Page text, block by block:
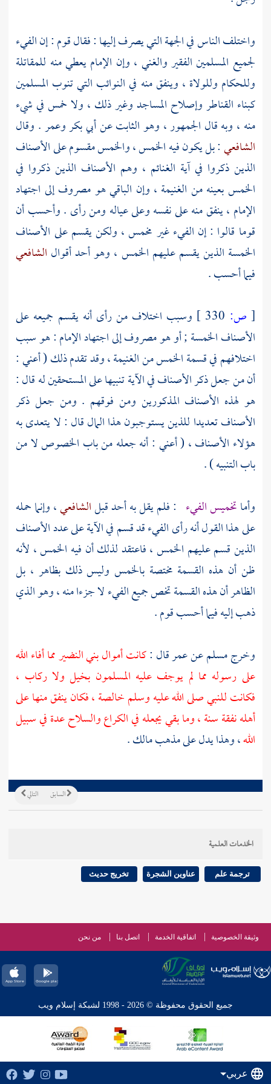
واختلف الناس في الجهة التي يصرف إليها : فقال قوم : إن الفيء
لجميع المسلمين الفقير والغني ، وإن الإمام يعطي منه للمقاتلة
وللحكام وللولاة ، وينفق منه في النوائب التي تنوب المسلمين
كبناء القناطر وإصلاح المساجد وغير ذلك ، ولا خمس في شيء
منه ، وبه قال الجمهور ، وهو الثابت عنأبي بكروعمر. وقال
الشافعي: بل يكون فيه الخمس ، والخمس مقسوم على الأصناف
الذين ذكروا في آية الغنائم ، وهم الأصناف الذين ذكروا في
الخمس بعينه من الغنيمة ، وإن الباقي هو مصروف إلى اجتهاد
الإمام ، ينفق منه على نفسه وعلى عياله ومن رأى . وأحسب أن
قوما قالوا : إن الفيء غير مخمس ، ولكن يقسم على الأصناف
الخمسة الذين يقسم عليهم الخمس ، وهو أحد أقوال الشافعي
فيما أحسب .
[ ص:
وسبب اختلاف من رأى أنه يقسم جميعه على
الأصناف الخمسة ; أو هو مصروف إلى اجتهاد الإمام : هو سبب
اختلافهم في قسمة الخمس من الغنيمة ، وقد تقدم ذلك ( أعني :
أن من جعل ذكر الأصناف في الآية تنبيها على المستحقين له قال :
هو لهذه الأصناف المذكورين ومن فوقهم . ومن جعل ذكر
الأصناف تعديدا للذين يستوجبون هذا المال قال : لا يتعدى به
هؤلاء الأصناف ، ( أعني : أنه جعله من باب الخصوص لا من
باب التنبيه ) .
وأماتخميس الفيء : فلم يقل به أحد قبلالشافعي، وإنما حمله
على هذا القول أنه رأى الفيء قد قسم في الآية على عدد الأصناف
الذين قسم عليهم الخمس ، فاعتقد لذلك أن فيه الخمس ، لأنه
ظن أن هذه القسمة مختصة بالخمس وليس ذلك بظاهر ، بل
الظاهر أن هذه القسمة تخص جميع الفيء لا جزءا منه ، وهو الذي
ذهب إليه فيما أحسب قوم .
وخرجمسلمعنعمرقال :كانت أموالبني النضيرمما أفاء الله
على رسوله مما لم يوجف عليه المسلمون بخيل ولا ركاب ،
فكانت للنبي صلى الله عليه وسلم خالصة ، فكان ينفق منها على
أهله نفقة سنة ، وما بقي يجعله في الكراع والسلاح عدة في سبيل
الله، وهذا يدل على مذهبمالك.
التالي السابق
الخدمات العلمية
ترجمة علم عناوين الشجرة تخريج حديث
وثيقة الخصوصية اتفاقية الخدمة اتصل بنا من نحن
جميع الحقوق محفوظة © 2026 - 1998 لشبكة إسلام ويب
عربي